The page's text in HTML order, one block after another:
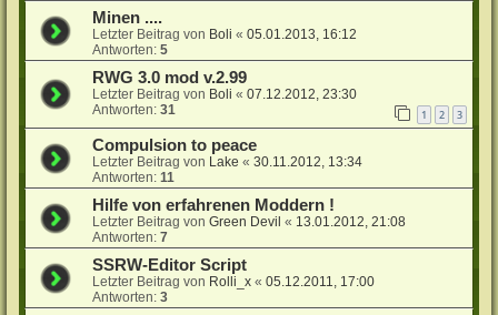
Minen ....
Letzter Beitrag von Boli «05.01.2013, 16:12
Antworten:5
RWG 3.0 mod v.2.99
Letzter Beitrag von Boli «07.12.2012, 23:30
Antworten:31 1 2 3
Compulsion to peace
Letzter Beitrag von Lake «30.11.2012, 13:34
Antworten:11
Hilfe von erfahrenen Moddern !
Letzter Beitrag vonGreen Devil « 13.01.2012, 21:08
Antworten:7
SSRW-Editor Script
Letzter Beitrag von Rolli_x «05.12.2011, 17:00
Antworten:3